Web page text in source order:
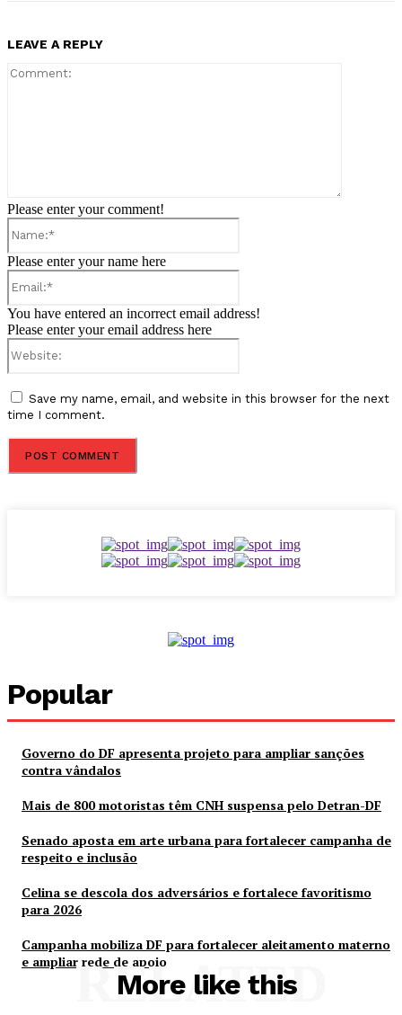
LEAVE A REPLY
Please enter your comment!
Please enter your name here
You have entered an incorrect email address!
Please enter your email address here
Save my name, email, and website in this browser for the next
time I comment.
Popular
Governo do DF apresenta projeto para ampliar sanções
contra vândalos
Mais de 800 motoristas têm CNH suspensa pelo Detran-DF
Senado aposta em arte urbana para fortalecer campanha de
respeito e inclusão
Celina se descola dos adversários e fortalece favoritismo
para 2026
Campanha mobiliza DF para fortalecer aleitamento materno
e ampliar rede de apoio
More like this
RELATED